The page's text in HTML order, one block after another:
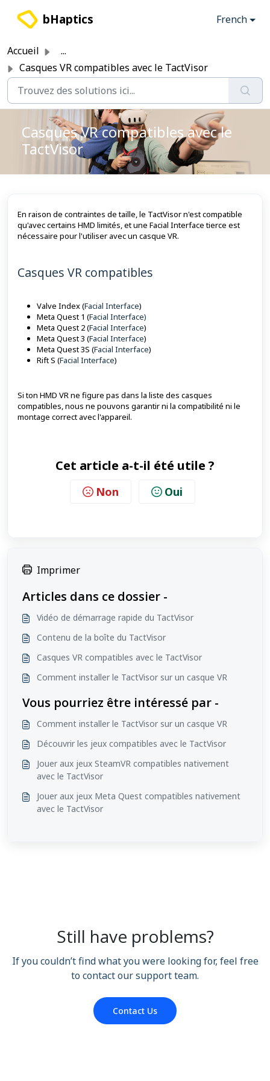
bHaptics French
Accueil
...
Casques VR compatibles avec le TactVisor
Casques VR compatibles avec le
TactVisor
En raison de contraintes de taille, le TactVisor n'est compatible
qu'avec certains HMD limités, et une Facial Interface tierce est
nécessaire pour l'utiliser avec un casque VR.
Casques VR compatibles
Valve Index (Facial Interface)
Meta Quest 1 (Facial Interface)
Meta Quest 2 (Facial Interface)
Meta Quest 3 (Facial Interface)
Meta Quest 3S (Facial Interface)
Rift S (Facial Interface)
Si ton HMD VR ne figure pas dans la liste des casques
compatibles, nous ne pouvons garantir ni la compatibilité ni le
montage correct avec l'appareil.
Cet article a-t-il été utile ?
Non Oui
Imprimer
Articles dans ce dossier -
Vidéo de démarrage rapide du TactVisor
Contenu de la boîte du TactVisor
Casques VR compatibles avec le TactVisor
Comment installer le TactVisor sur un casque VR
Vous pourriez être intéressé par -
Comment installer le TactVisor sur un casque VR
Découvrir les jeux compatibles avec le TactVisor
Jouer aux jeux SteamVR compatibles nativement
avec le TactVisor
Jouer aux jeux Meta Quest compatibles nativement
avec le TactVisor
Still have problems?
If you couldn’t find what you were looking for, feel free
to contact our support team.